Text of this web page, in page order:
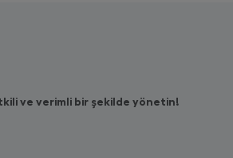
ve verimli bir şekilde yönetin!